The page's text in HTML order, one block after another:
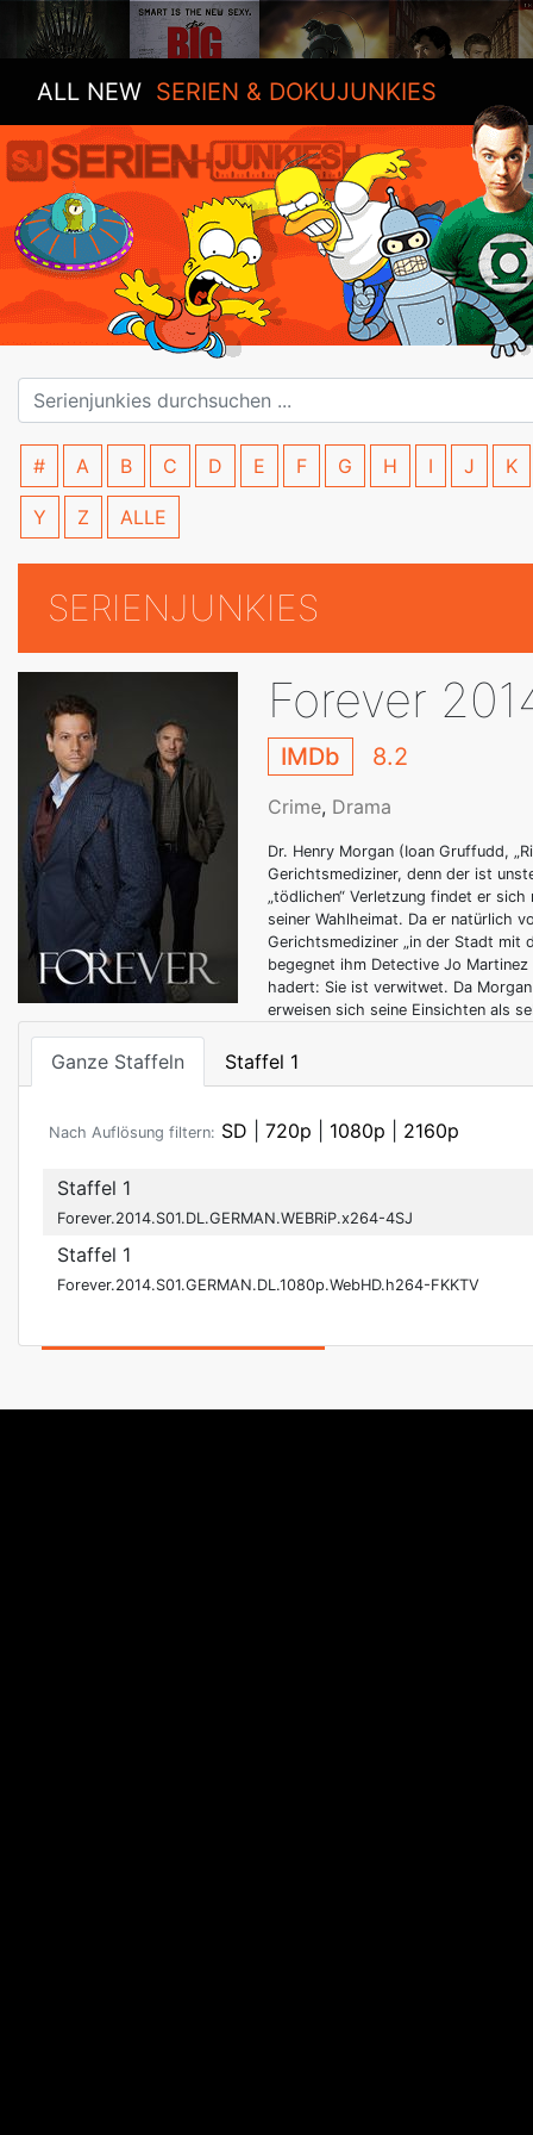
ALL NEW SERIEN & DOKUJUNKIES
# A B C D E F G H I J K
Y Z ALLE
SERIENJUNKIES
Forever
IMDb 8.2
Crime, Drama
Dr. Henry Morgan (Ioan Gruffudd,
Gerichtsmediziner, denn der ist
„tödlichen“ Verletzung findet er
seiner Wahlheimat. Da er natürlich
Gerichtsmediziner „in der Stadt mit
begegnet ihm Detective Jo
hadert: Sie ist verwitwet. Da
erweisen sich seine Einsichten als
Ganze Staffeln Staffel 1
Nach Auflösung filtern: SD 720p 1080p 2160p
Staffel 1
Forever.2014.S01.DL.GERMAN.WEBRiP.x264-4SJ
Staffel 1
Forever.2014.S01.GERMAN.DL.1080p.WebHD.h264-FKKTV